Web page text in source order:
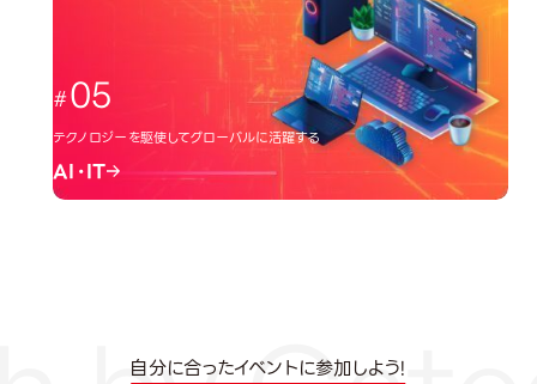
05
テクノロジーを駆使してグローバルに活躍する
AI・IT
自分に合ったイベントに参加しよう!